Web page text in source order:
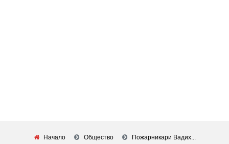
Начало Общество Пожарникари Вадих...